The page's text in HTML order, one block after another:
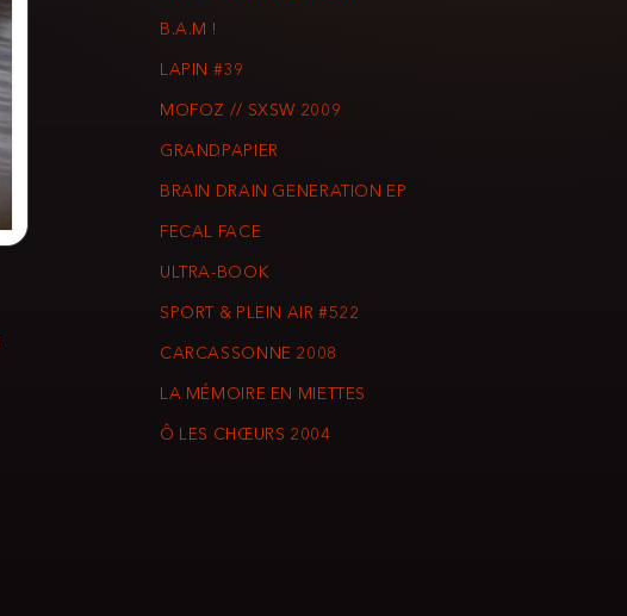
B.A.M !
LAPIN #39
MOFOZ // SXSW 2009
GRANDPAPIER
BRAIN DRAIN GENERATION EP
FECAL FACE
ULTRA-BOOK
SPORT & PLEIN AIR #522
CARCASSONNE 2008
LA MÉMOIRE EN MIETTES
Ô LES CHŒURS 2004